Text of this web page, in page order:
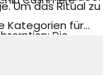
Die
oder Florinda
Um das Ritual zu
Kategorien für